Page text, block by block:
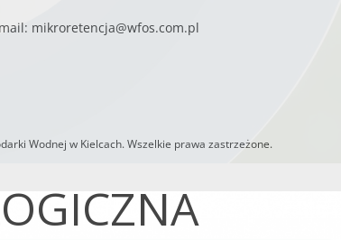
mikroretencja@wfos.com.pl
Wodnej w Kielcach. Wszelkie prawa zastrzeżone.